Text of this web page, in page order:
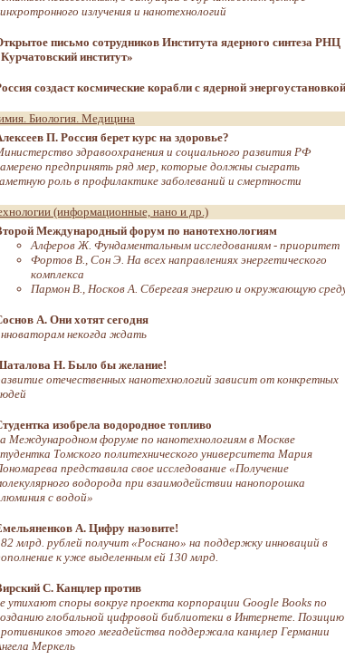
излучения и нанотехнологий
письмо сотрудников Института ядерного синтеза РНЦ
институт»
создаст космические корабли с ядерной энергоустановкой
Биология. Медицина
П. Россия берет курс на здоровье?
здравоохранения и социального развития РФ
предпринять ряд мер, которые должны сыграть
роль в профилактике заболеваний и смертности
(информационные, нано и др.)
Международный форум по нанотехнологиям
Алферов Ж. Фундаментальным исследованиям - приоритет
Фортов В., Сон Э. На всех направлениях энергетического
комплекса
Пармон В., Носков А. Сберегая энергию и окружающую
А. Они хотят сегодня
некогда ждать
Н. Было бы желание!
отечественных нанотехнологий зависит от конкретных
изобрела водородное топливо
Международном форуме по нанотехнологиям в Москве
Томского политехнического университета Мария
представила свое исследование «Получение
водорода при взаимодействии нанопорошка
с водой»
А. Цифру назовите!
млрд. рублей получит «Роснано» на поддержку инноваций в
к уже выделенным ей 130 млрд.
С. Канцлер против
утихают споры вокруг проекта корпорации Google Books по
глобальной цифровой библиотеки в Интернете. Позицию
этого мегадейства поддержала канцлер Германии
Меркель